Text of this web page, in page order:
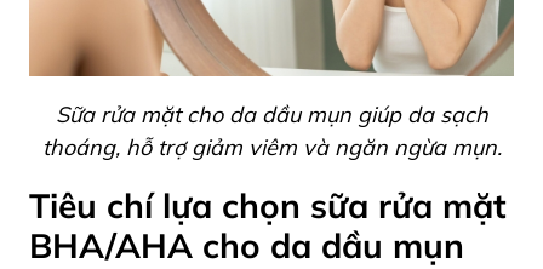
Sữa rửa mặt cho da dầu mụn giúp da sạch
thoáng, hỗ trợ giảm viêm và ngăn ngừa mụn.
Tiêu chí lựa chọn sữa rửa mặt
BHA/AHA cho da dầu mụn